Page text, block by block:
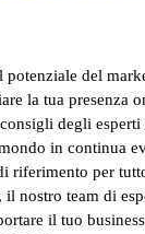
del
la tua
degli
in continua
riferimento per
nostro team di
il tuo